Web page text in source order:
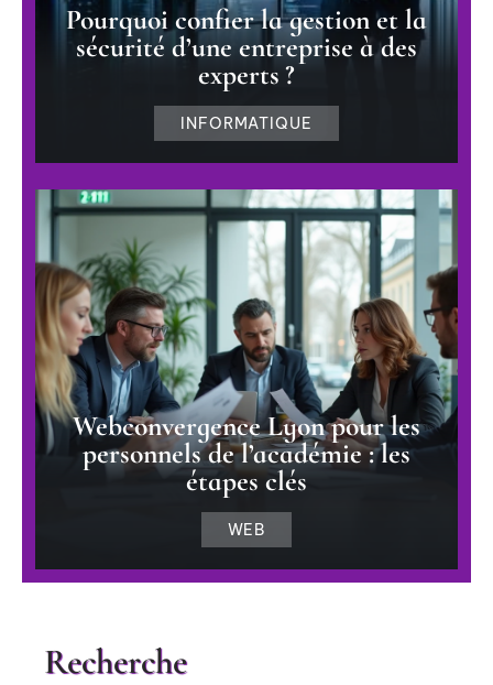
Pourquoi confier la gestion et la
sécurité d’une entreprise à des
experts ?
INFORMATIQUE
Webconvergence Lyon pour les
personnels de l’académie : les
étapes clés
WEB
Recherche